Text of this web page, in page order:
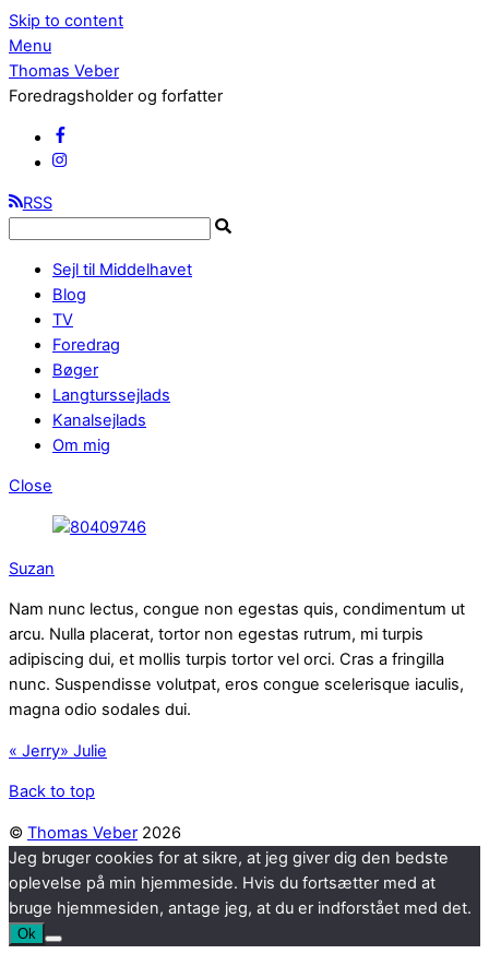
Skip to content
Menu
Thomas Veber
Foredragsholder og forfatter
RSS
Sejl til Middelhavet
Blog
TV
Foredrag
Bøger
Langturssejlads
Kanalsejlads
Om mig
Close
Suzan
Nam nunc lectus, congue non egestas quis, condimentum ut
arcu. Nulla placerat, tortor non egestas rutrum, mi turpis
adipiscing dui, et mollis turpis tortor vel orci. Cras a fringilla
nunc. Suspendisse volutpat, eros congue scelerisque iaculis,
magna odio sodales dui.
« Jerry» Julie
Back to top
© Thomas Veber 2026
Jeg bruger cookies for at sikre, at jeg giver dig den bedste
oplevelse på min hjemmeside. Hvis du fortsætter med at
bruge hjemmesiden, antage jeg, at du er indforstået med det.
Ok